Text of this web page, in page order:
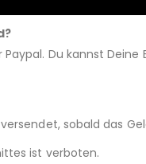
Du kannst
sobald das
ist verboten.